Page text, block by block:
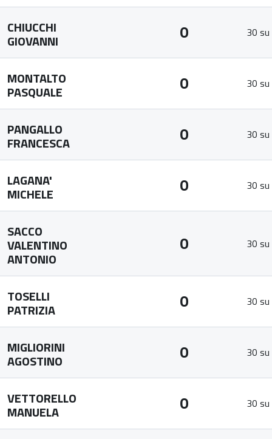
CHIUCCHI
GIOVANNI 0 30
MONTALTO
PASQUALE 0 30
PANGALLO
FRANCESCA 0 30
LAGANA'
MICHELE 0 30
SACCO
VALENTINO
ANTONIO
0 30
TOSELLI
PATRIZIA 0 30
MIGLIORINI
AGOSTINO 0 30
VETTORELLO
MANUELA 0 30